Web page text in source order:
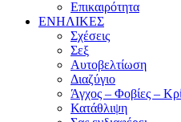
Επικαιρότητα
ΕΝΗΛΙΚΕΣ
Σχέσεις
Σεξ
Αυτοβελτίωση
Διαζύγιο
Άγχος – Φοβίες –
Κατάθλιψη